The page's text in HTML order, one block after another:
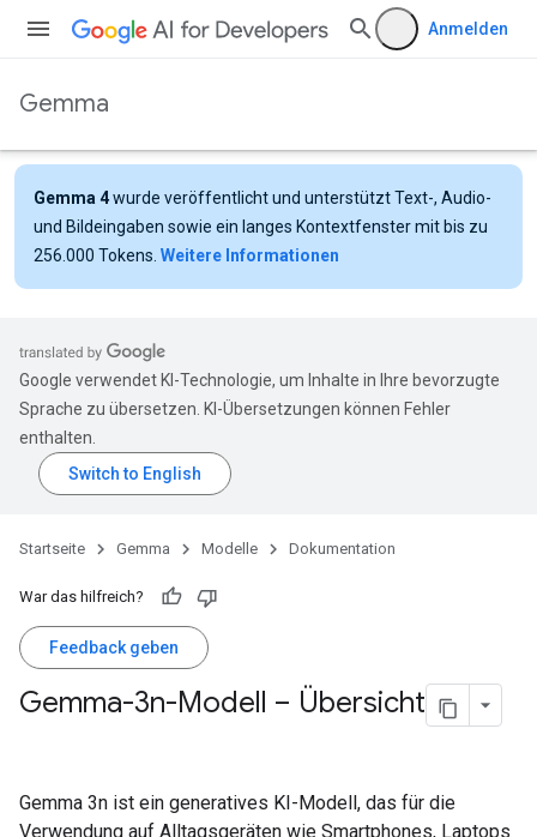
Anmelden
Gemma
Gemma 4wurde veröffentlicht und unterstützt Text-, Audio-
und Bildeingaben sowie ein langes Kontextfenster mit bis zu
256.000 Tokens. Weitere Informationen
Google verwendet KI-Technologie, um Inhalte in Ihre bevorzugte
Sprache zu übersetzen. KI-Übersetzungen können Fehler
enthalten.
Startseite Gemma Modelle Dokumentation
War das hilfreich?
Feedback geben
Gemma-3n-Modell – Übersicht
Gemma 3n ist ein generatives KI-Modell, das für die
Verwendung auf Alltagsgeräten wie Smartphones, Laptops